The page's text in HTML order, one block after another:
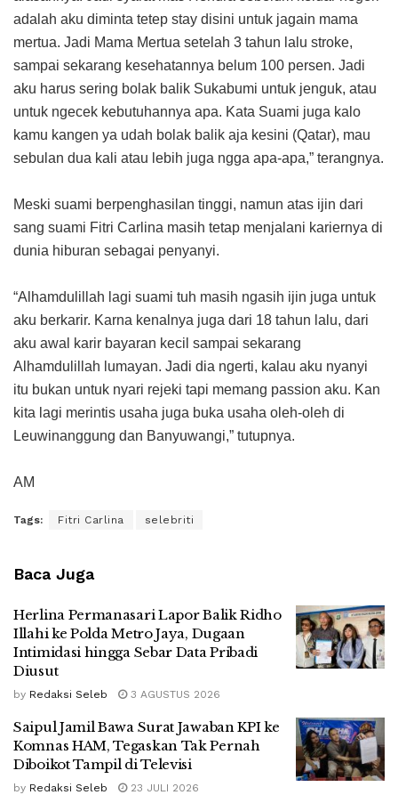
adalah aku diminta tetep stay disini untuk jagain mama
mertua. Jadi Mama Mertua setelah 3 tahun lalu stroke,
sampai sekarang kesehatannya belum 100 persen. Jadi
aku harus sering bolak balik Sukabumi untuk jenguk, atau
untuk ngecek kebutuhannya apa. Kata Suami juga kalo
kamu kangen ya udah bolak balik aja kesini (Qatar), mau
sebulan dua kali atau lebih juga ngga apa-apa,” terangnya.
Meski suami berpenghasilan tinggi, namun atas ijin dari
sang suami Fitri Carlina masih tetap menjalani kariernya di
dunia hiburan sebagai penyanyi.
“Alhamdulillah lagi suami tuh masih ngasih ijin juga untuk
aku berkarir. Karna kenalnya juga dari 18 tahun lalu, dari
aku awal karir bayaran kecil sampai sekarang
Alhamdulillah lumayan. Jadi dia ngerti, kalau aku nyanyi
itu bukan untuk nyari rejeki tapi memang passion aku. Kan
kita lagi merintis usaha juga buka usaha oleh-oleh di
Leuwinanggung dan Banyuwangi,” tutupnya.
AM
Tags: Fitri Carlina selebriti
Baca Juga
Herlina Permanasari Lapor Balik Ridho
Illahi ke Polda Metro Jaya, Dugaan
Intimidasi hingga Sebar Data Pribadi
Diusut
by Redaksi Seleb 3 AGUSTUS 2026
Saipul Jamil Bawa Surat Jawaban KPI ke
Komnas HAM, Tegaskan Tak Pernah
Diboikot Tampil di Televisi
by Redaksi Seleb 23 JULI 2026